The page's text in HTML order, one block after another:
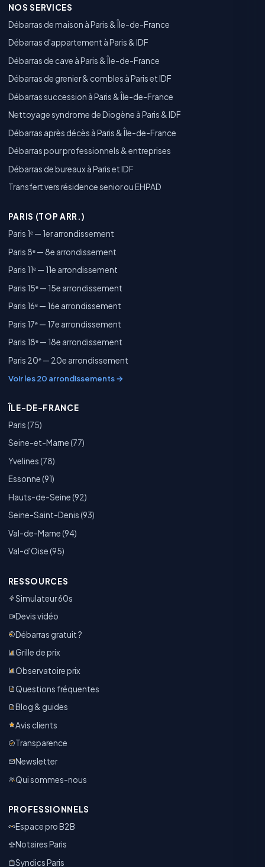
NOS SERVICES
Débarras de maison à Paris & Île-de-France
Débarras d'appartement à Paris & IDF
Débarras de cave à Paris & Île-de-France
Débarras de grenier & combles à Paris et IDF
Débarras succession à Paris & Île-de-France
Nettoyage syndrome de Diogène à Paris & IDF
Débarras après décès à Paris & Île-de-France
Débarras pour professionnels & entreprises
Débarras de bureaux à Paris et IDF
Transfert vers résidence senior ou EHPAD
PARIS (TOP ARR.)
Paris 1ᵉ — 1er arrondissement
Paris 8ᵉ — 8e arrondissement
Paris 11ᵉ — 11e arrondissement
Paris 15ᵉ — 15e arrondissement
Paris 16ᵉ — 16e arrondissement
Paris 17ᵉ — 17e arrondissement
Paris 18ᵉ — 18e arrondissement
Paris 20ᵉ — 20e arrondissement
Voir les 20 arrondissements →
ÎLE-DE-FRANCE
Paris (75)
Seine-et-Marne (77)
Yvelines (78)
Essonne (91)
Hauts-de-Seine (92)
Seine-Saint-Denis (93)
Val-de-Marne (94)
Val-d'Oise (95)
RESSOURCES
Simulateur 60s
Devis vidéo
Débarras gratuit ?
Grille de prix
Observatoire prix
Questions fréquentes
Blog & guides
Avis clients
Transparence
Newsletter
Qui sommes-nous
PROFESSIONNELS
Espace pro B2B
Notaires Paris
Syndics Paris